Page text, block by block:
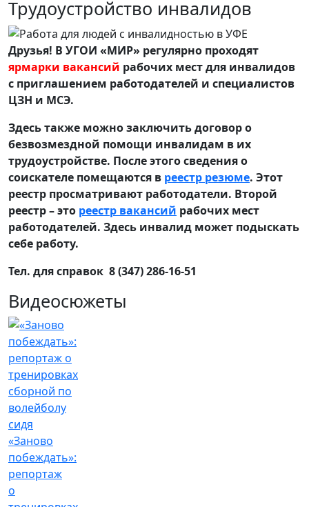
Трудоустройство инвалидов
Друзья! В УГОИ «МИР» регулярно проходят
ярмарки вакансий рабочих мест для инвалидов
с приглашением работодателей и специалистов
ЦЗН и МСЭ.
Здесь также можно заключить договор о
безвозмездной помощи инвалидам в их
трудоустройстве. После этого сведения о
соискателе помещаются в реестр резюме. Этот
реестр просматривают работодатели. Второй
реестр – это реестр вакансий рабочих мест
работодателей. Здесь инвалид может подыскать
себе работу.
Тел. для справок 8 (347) 286-16-51
Видеосюжеты
«Заново
побеждать»:
репортаж
о